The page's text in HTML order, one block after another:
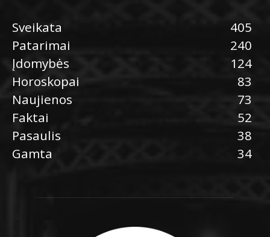
Sveikata
405
Patarimai
240
Įdomybės
124
Horoskopai
83
Naujienos
73
Faktai
52
Pasaulis
38
Gamta
34